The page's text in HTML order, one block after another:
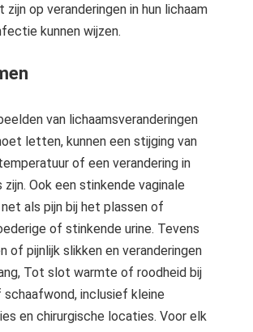
op veranderingen in hun lichaam
kunnen wijzen.
van lichaamsveranderingen
letten, kunnen een stijging van
of een verandering in
Ook een stinkende vaginale
als pijn bij het plassen of
of stinkende urine. Tevens
of pijnlijk slikken en veranderingen
Tot slot warmte of roodheid bij
inclusief kleine
en chirurgische locaties. Voor elk